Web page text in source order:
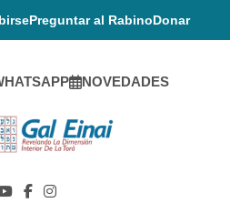
Preguntar al RabinoDonar
NOVEDADES
Einai En